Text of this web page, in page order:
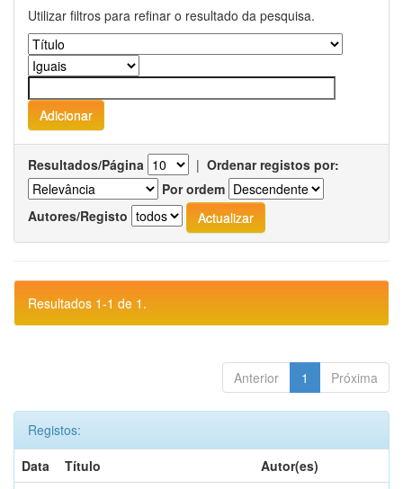
Utilizar filtros para refinar o resultado da pesquisa.
Resultados/Página | Ordenar registos por:
Por ordem
Autores/Registo
Resultados 1-1 de 1.
Anterior 1 Próxima
Registos:
Data
Título
Autor(es)